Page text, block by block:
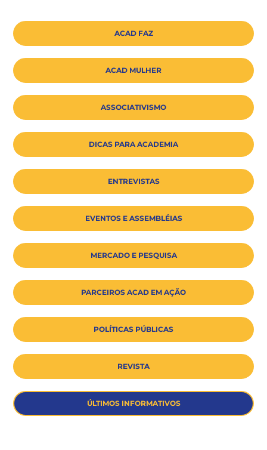
ACAD FAZ
ACAD MULHER
ASSOCIATIVISMO
DICAS PARA ACADEMIA
ENTREVISTAS
EVENTOS E ASSEMBLÉIAS
MERCADO E PESQUISA
PARCEIROS ACAD EM AÇÃO
POLÍTICAS PÚBLICAS
REVISTA
ÚLTIMOS INFORMATIVOS